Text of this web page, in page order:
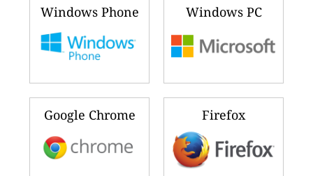
Windows Phone Windows PC
Google Chrome Firefox